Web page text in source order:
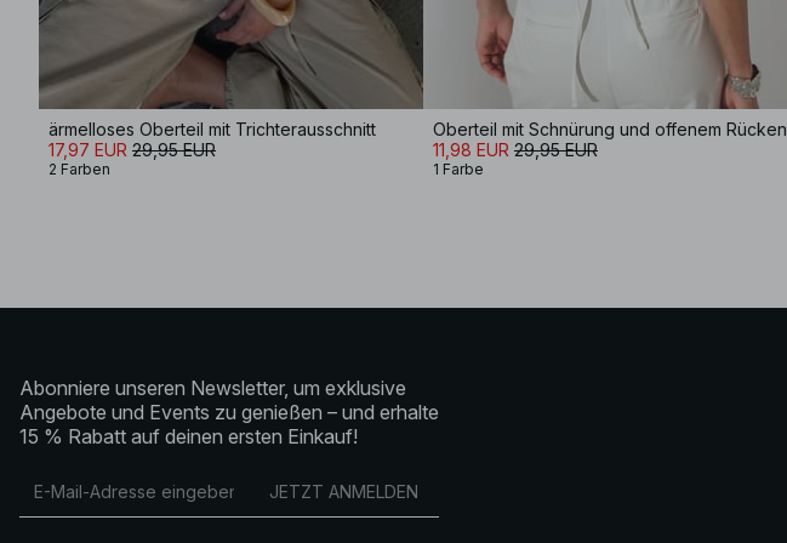
ärmelloses Oberteil mit Trichterausschnitt
17,97 EUR 29,95 EUR
2 Farben
Oberteil mit Schnürung und offenem Rücken
11,98 EUR 29,95 EUR
1 Farbe
Abonniere unseren Newsletter, um exklusive
Angebote und Events zu genießen – und erhalte
15 % Rabatt auf deinen ersten Einkauf!
JETZT ANMELDEN